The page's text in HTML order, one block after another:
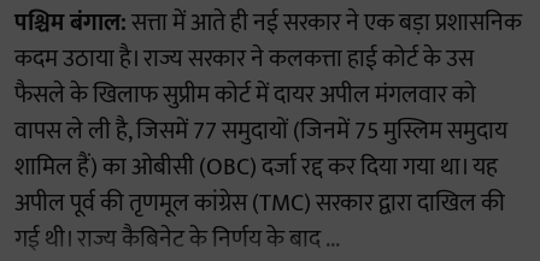
पश्चिम बंगाल:सत्ता में आते ही नई सरकार ने एक बड़ा प्रशासनिक
कदम उठाया है। राज्य सरकार ने कलकत्ता हाई कोर्ट के उस
फैसले के खिलाफ सुप्रीम कोर्ट में दायर अपील मंगलवार को
वापस ले ली है, जिसमें 77 समुदायों (जिनमें 75 मुस्लिम समुदाय
शामिल हैं) का ओबीसी (OBC) दर्जा रद्द कर दिया गया था। यह
अपील पूर्व की तृणमूल कांग्रेस (TMC) सरकार द्वारा दाखिल की
गई थी। राज्य कैबिनेट के निर्णय के बाद ...